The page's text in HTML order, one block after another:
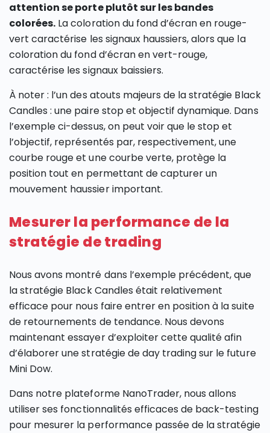
attention se porte plutôt sur les bandes
colorées. La coloration du fond d’écran en rouge-
vert caractérise les signaux haussiers, alors que la
coloration du fond d’écran en vert-rouge,
caractérise les signaux baissiers.
À noter : l’un des atouts majeurs de la stratégie Black
Candles : une paire stop et objectif dynamique. Dans
l’exemple ci-dessus, on peut voir que le stop et
l’objectif, représentés par, respectivement, une
courbe rouge et une courbe verte, protège la
position tout en permettant de capturer un
mouvement haussier important.
Mesurer la performance de la
stratégie de trading
Nous avons montré dans l’exemple précédent, que
la stratégie Black Candles était relativement
efficace pour nous faire entrer en position à la suite
de retournements de tendance. Nous devons
maintenant essayer d’exploiter cette qualité afin
d’élaborer une stratégie de day trading sur le future
Mini Dow.
Dans notre plateforme NanoTrader, nous allons
utiliser ses fonctionnalités efficaces de back-testing
pour mesurer la performance passée de la stratégie